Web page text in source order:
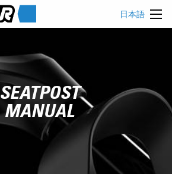
日本語
SEATPOST
MANUAL